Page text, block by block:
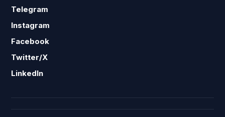
Telegram
Instagram
Facebook
Twitter/X
LinkedIn